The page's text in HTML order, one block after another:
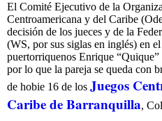
El Comité Ejecutivo de la
Centroamericana y del Caribe
decisión de los jueces y de la
(WS, por sus siglas en inglés) en
puertorriquenos Enrique
por lo que la pareja se queda con
de hobie 16 de los Juegos
Caribe de Barranquilla,